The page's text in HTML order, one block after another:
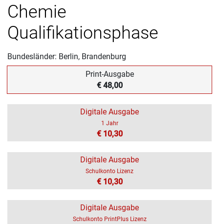
Chemie
Qualifikationsphase
Bundesländer: Berlin, Brandenburg
Print-Ausgabe
€ 48,00
Digitale Ausgabe
1 Jahr
€ 10,30
Digitale Ausgabe
Schulkonto Lizenz
€ 10,30
Digitale Ausgabe
Schulkonto PrintPlus Lizenz